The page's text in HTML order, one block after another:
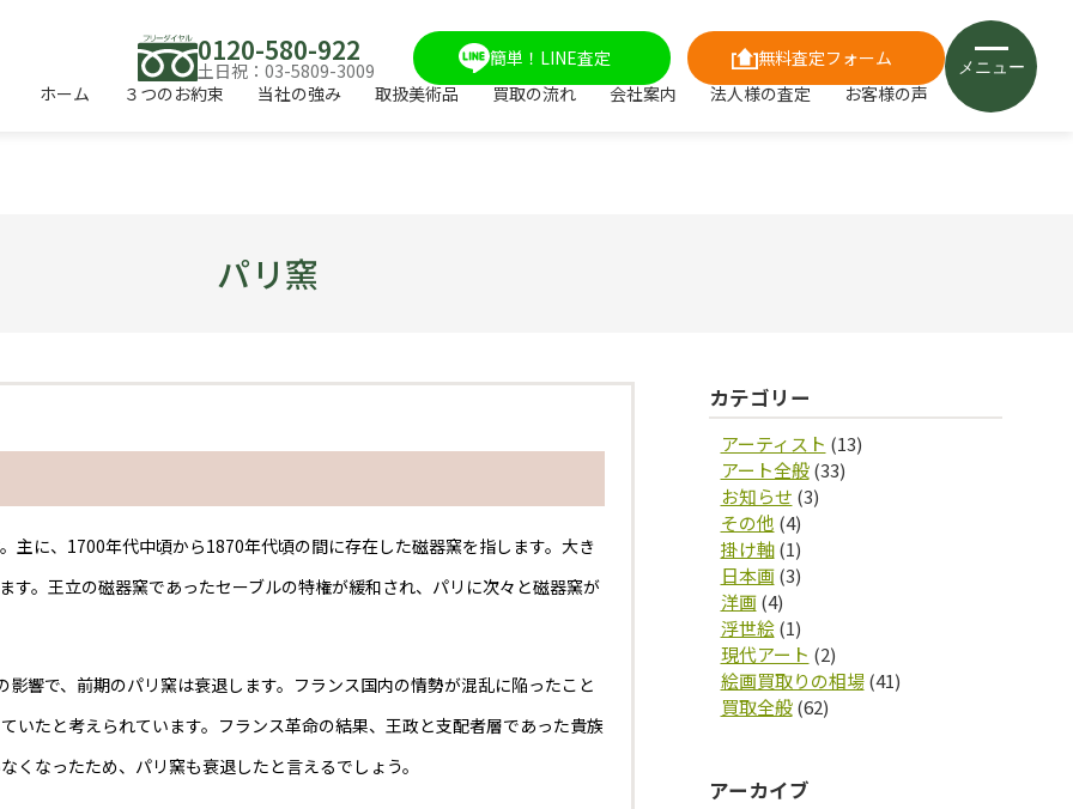
0120-580-922
土日祝：03-5809-3009
簡単！LINE査定
無料査定フォーム
ホーム
３つのお約束 当社の強み 取扱美術品 買取の流れ 会社案内 法人様の査定 お客様の声
メニュー
パリ窯
主に、1700年代中頃から1870年代頃の間に存在した磁器窯を指します。大き
す。王立の磁器窯であったセーブルの特権が緩和され、パリに次々と磁器窯が
響で、前期のパリ窯は衰退します。フランス国内の情勢が混乱に陥ったこと
いたと考えられています。フランス革命の結果、王政と支配者層であった貴族
なったため、パリ窯も衰退したと言えるでしょう。
カテゴリー
アーティスト (13)
アート全般(33)
お知らせ (3)
その他 (4)
掛け軸(1)
日本画(3)
洋画(4)
浮世絵(1)
現代アート (2)
絵画買取りの相場(41)
買取全般(62)
アーカイブ